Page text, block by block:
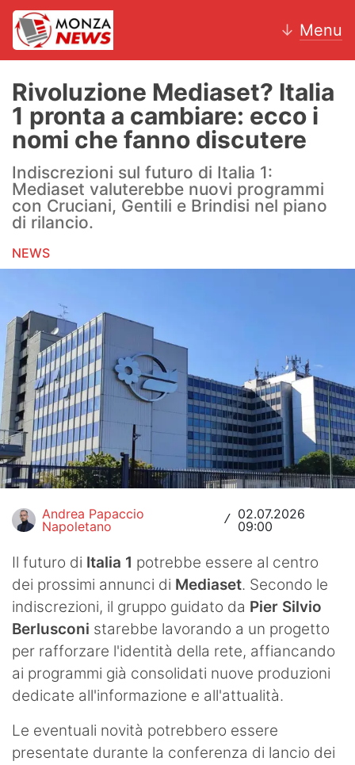
↓ Menu
News
AC Monza
Calcio
Volley
Hockey
Altri sport
Hockey
Pallanuoto
Pallamano
Altre
News
Turismo
Eventi
Rivoluzione Mediaset? Italia
1 pronta a cambiare: ecco i
nomi che fanno discutere
Indiscrezioni sul futuro di Italia 1:
Mediaset valuterebbe nuovi programmi
con Cruciani, Gentili e Brindisi nel piano
di rilancio.
NEWS
Andrea Papaccio
Napoletano
/
02.07.2026
09:00
Il futuro di Italia 1 potrebbe essere al centro
dei prossimi annunci di Mediaset. Secondo le
indiscrezioni, il gruppo guidato da Pier Silvio
Berlusconi starebbe lavorando a un progetto
per rafforzare l'identità della rete, affiancando
ai programmi già consolidati nuove produzioni
dedicate all'informazione e all'attualità.
Le eventuali novità potrebbero essere
presentate durante la conferenza di lancio dei